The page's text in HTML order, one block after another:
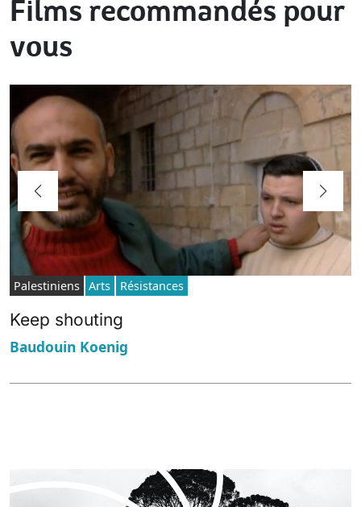
Films recommandés pour
vous
Palestiniens Arts Résistances
Keep shouting
Baudouin Koenig